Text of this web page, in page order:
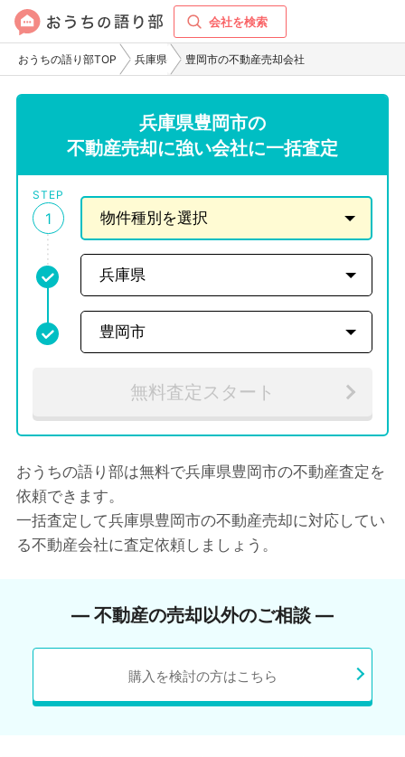
会社を検索
おうちの語り部TOP 兵庫県 豊岡市の不動産売却会社
兵庫県豊岡市の
不動産売却に強い会社に一括査定
STEP
1
無料査定スタート
おうちの語り部は無料で兵庫県豊岡市の不動産査定を
依頼できます。
一括査定して兵庫県豊岡市の不動産売却に対応してい
る不動産会社に査定依頼しましょう。
― 不動産の売却以外のご相談 ―
購入を検討の方はこちら